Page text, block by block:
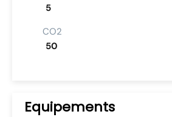
5
CO2
50
Equipements